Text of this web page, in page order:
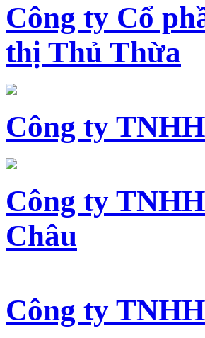
Công ty Cổ
thị Thủ Thừa
Công ty
Công ty
Châu
Công ty